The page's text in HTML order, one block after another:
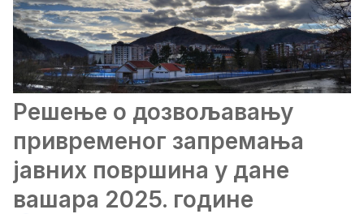
Решење о дозвољавању
привременог запремања
јавних површина у дане
вашара 2025. године